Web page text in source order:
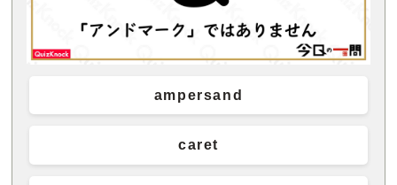
ampersand
caret